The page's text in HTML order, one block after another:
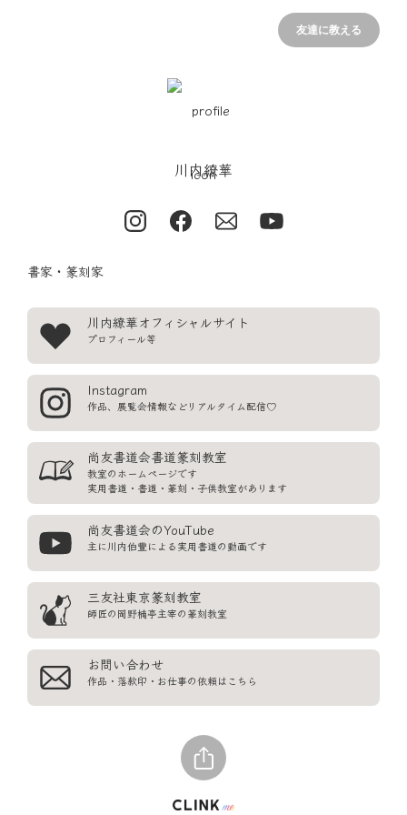
友達に教える
川内繚華
書家・篆刻家
川内繚華オフィシャルサイト
プロフィール等
Instagram
作品、展覧会情報などリアルタイム配信♡
尚友書道会書道篆刻教室
教室のホームページです
実用書道・書道・篆刻・子供教室があります
尚友書道会のYouTube
主に川内伯豐による実用書道の動画です
三友社東京篆刻教室
師匠の岡野楠亭主宰の篆刻教室
お問い合わせ
作品・落款印・お仕事の依頼はこちら